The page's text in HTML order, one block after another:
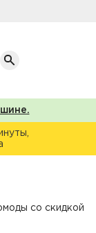
со скидкой